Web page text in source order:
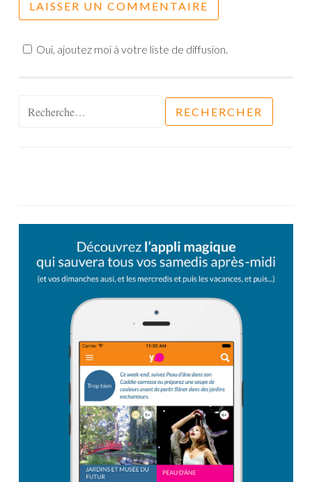
Oui, ajoutez moi à votre liste de diffusion.
Rechercher :